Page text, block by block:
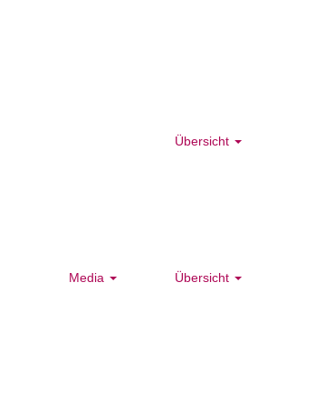
Übersicht
Media Übersicht